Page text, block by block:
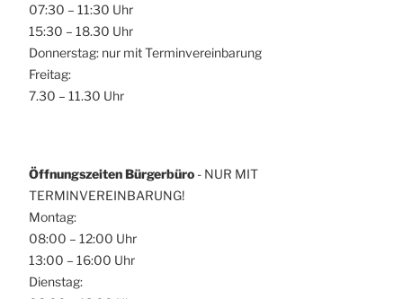
07:30 – 11:30 Uhr
15:30 – 18.30 Uhr
Donnerstag: nur mit Terminvereinbarung
Freitag:
7.30 – 11.30 Uhr
Öffnungszeiten Bürgerbüro - NUR MIT
TERMINVEREINBARUNG!
Montag:
08:00 – 12:00 Uhr
13:00 – 16:00 Uhr
Dienstag: